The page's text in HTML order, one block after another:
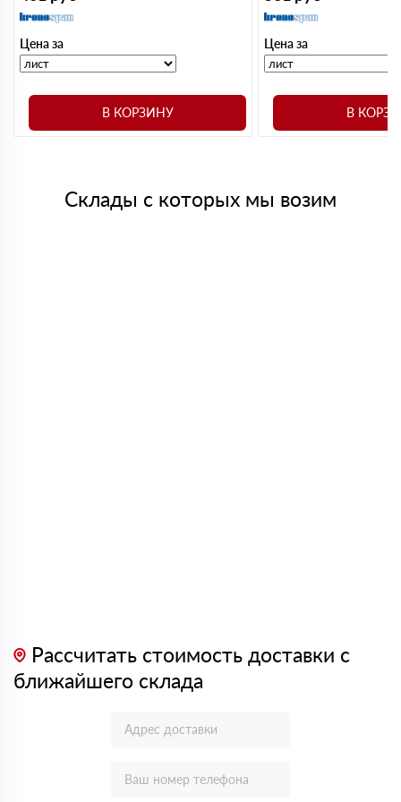
Цена за
В КОРЗИНУ
Цена за
В
Склады с которых мы возим
Рассчитать стоимость доставки с
ближайшего склада